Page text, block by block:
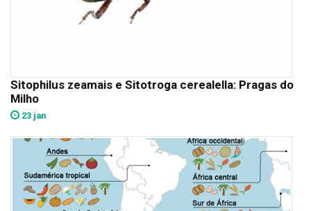
Sitophilus zeamais e Sitotroga cerealella: Pragas do
Milho
23 jan